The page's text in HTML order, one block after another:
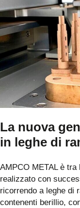
La nuova
in leghe di
AMPCO METAL è
realizzato con
ricorrendo a leghe di
contenenti berillio,